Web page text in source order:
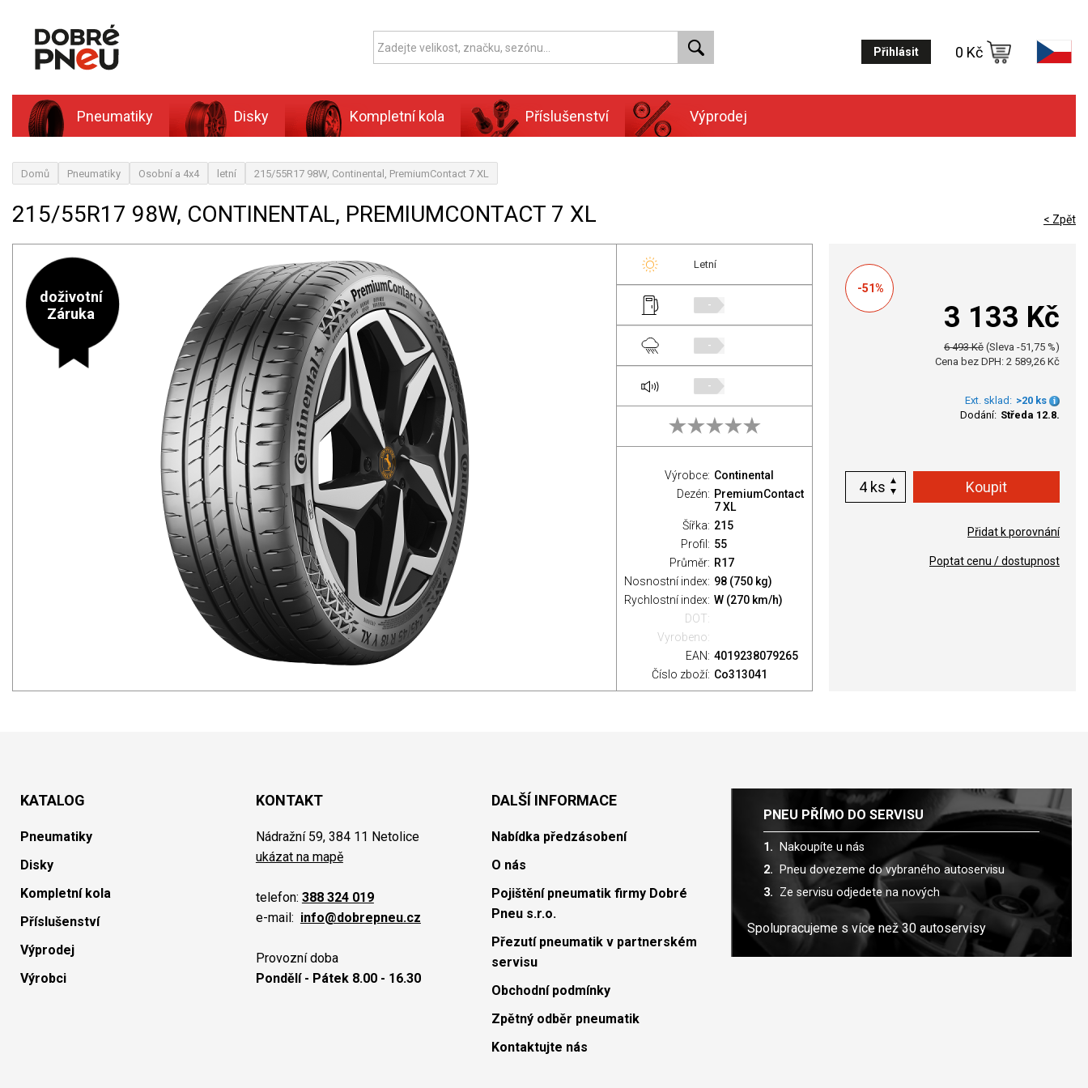
Přihlásit 0 Kč
Pneumatiky Disky Kompletní kola Příslušenství Výprodej
Domů Pneumatiky Osobní a 4x4 letní 215/55R17 98W, Continental, PremiumContact 7 XL
215/55R17 98W, CONTINENTAL, PREMIUMCONTACT 7 XL < Zpět
doživotní
Záruka
Letní
-
-
-
Výrobce: Continental
Dezén: PremiumContact
7 XL
Šířka: 215
Profil: 55
Průměr: R17
Nosnostní index: 98 (750 kg)
Rychlostní index: W (270 km/h)
DOT:
Vyrobeno:
EAN: 4019238079265
Číslo zboží: Co313041
-51%
3 133 Kč
6 493 Kč (Sleva -51,75 %)
Cena bez DPH: 2 589,26 Kč
Ext. sklad: >20 ks
Dodání: Středa 12.8.
ks
Přidat k porovnání
Poptat cenu / dostupnost
KATALOG
Pneumatiky
Disky
Kompletní kola
Příslušenství
Výprodej
Výrobci
KONTAKT
Nádražní 59, 384 11 Netolice
ukázat na mapě
telefon: 388 324 019
e-mail: info@dobrepneu.cz
Provozní doba
Pondělí - Pátek 8.00 - 16.30
DALŠÍ INFORMACE
Nabídka předzásobení
O nás
Pojištění pneumatik firmy Dobré
Pneu s.r.o.
Přezutí pneumatik v partnerském
servisu
Obchodní podmínky
Zpětný odběr pneumatik
Kontaktujte nás
PNEU PŘÍMO DO SERVISU
Nakoupíte u nás
Pneu dovezeme do vybraného autoservisu
Ze servisu odjedete na nových
Spolupracujeme s více než 30 autoservisy